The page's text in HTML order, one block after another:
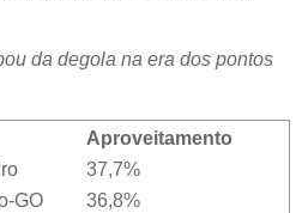
da degola na era dos pontos
Aproveitamento
37,7%
GO
36,8%